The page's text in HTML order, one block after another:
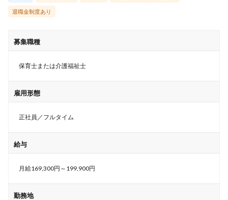
退職金制度あり
募集職種
保育士または介護福祉士
雇用形態
正社員／フルタイム
給与
月給169,300円～199,900円
勤務地